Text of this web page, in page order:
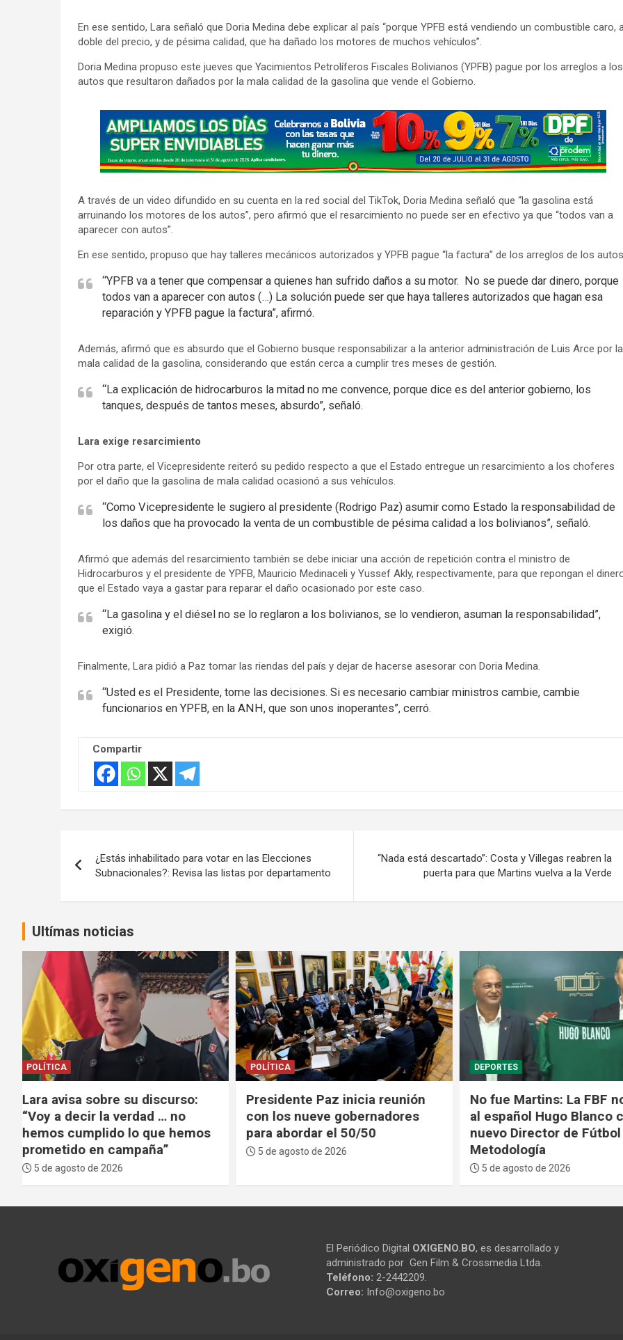
En ese sentido, Lara señaló que Doria Medina debe explicar al país “porque YPFB está vendiendo un combustible caro,
doble del precio, y de pésima calidad, que ha dañado los motores de muchos vehículos”.
Doria Medina propuso este jueves que Yacimientos Petrolíferos Fiscales Bolivianos (YPFB) pague por los arreglos a los
autos que resultaron dañados por la mala calidad de la gasolina que vende el Gobierno.
t
i
e
m
:
A través de un video difundido en su cuenta en la red social del TikTok, Doria Medina señaló que “la gasolina está
arruinando los motores de los autos”, pero afirmó que el resarcimiento no puede ser en efectivo ya que “todos van a
aparecer con autos”.
En ese sentido, propuso que hay talleres mecánicos autorizados y YPFB pague “la factura” de los arreglos de los
“YPFB va a tener que compensar a quienes han sufrido daños a su motor. No se puede dar dinero, porque
todos van a aparecer con autos (…) La solución puede ser que haya talleres autorizados que hagan esa
reparación y YPFB pague la factura”, afirmó.
Además, afirmó que es absurdo que el Gobierno busque responsabilizar a la anterior administración de Luis Arce por la
mala calidad de la gasolina, considerando que están cerca a cumplir tres meses de gestión.
“La explicación de hidrocarburos la mitad no me convence, porque dice es del anterior gobierno, los
tanques, después de tantos meses, absurdo”, señaló.
Lara exige resarcimiento
Por otra parte, el Vicepresidente reiteró su pedido respecto a que el Estado entregue un resarcimiento a los choferes
por el daño que la gasolina de mala calidad ocasionó a sus vehículos.
“Como Vicepresidente le sugiero al presidente (Rodrigo Paz) asumir como Estado la responsabilidad de
los daños que ha provocado la venta de un combustible de pésima calidad a los bolivianos”, señaló.
Afirmó que además del resarcimiento también se debe iniciar una acción de repetición contra el ministro de
Hidrocarburos y el presidente de YPFB, Mauricio Medinaceli y Yussef Akly, respectivamente, para que repongan el
que el Estado vaya a gastar para reparar el daño ocasionado por este caso.
“La gasolina y el diésel no se lo reglaron a los bolivianos, se lo vendieron, asuman la responsabilidad”,
exigió.
Finalmente, Lara pidió a Paz tomar las riendas del país y dejar de hacerse asesorar con Doria Medina.
“Usted es el Presidente, tome las decisiones. Si es necesario cambiar ministros cambie, cambie
funcionarios en YPFB, en la ANH, que son unos inoperantes”, cerró.
Compartir
de
entradas
¿Estás inhabilitado para votar en las Elecciones
Subnacionales?: Revisa las listas por departamento
“Nada está descartado”: Costa y Villegas reabren la
puerta para que Martins vuelva a la Verde
Ultímas noticias
POLÍTICA
Presidente Paz inicia reunión
con los nueve gobernadores
para abordar el 50/50
5 de agosto de 2026
DEPORTES
No fue Martins: La FBF nombra
al español Hugo Blanco como el
nuevo Director de Fútbol y
Metodología
POLÍTICA
Paz dice que redujo la
de ministerios porque
mucho flojo”: “Que se
trabajar”
5 de agosto de 2026
El Periódico Digital OXIGENO.BO, es desarrollado y
administrado por Gen Film & Crossmedia Ltda.
Teléfono: 2-2442209.
Correo: Info@oxigeno.bo